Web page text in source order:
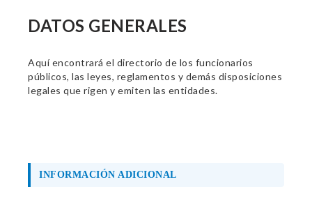
DATOS GENERALES
Aquí encontrará el directorio de los funcionarios
públicos, las leyes, reglamentos y demás disposiciones
legales que rigen y emiten las entidades.
INFORMACIÓN ADICIONAL